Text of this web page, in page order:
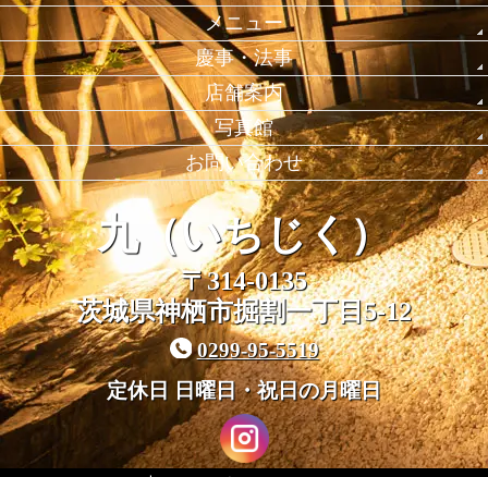
メニュー
慶事・法事
店舗案内
写真館
お問い合わせ
九（いちじく）
〒314-0135
茨城県神栖市掘割一丁目5-12
0299-95-5519
定休日 日曜日・祝日の月曜日